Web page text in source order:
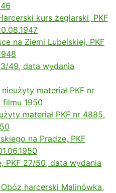
kurs żeglarski, PKF
na Ziemi Lubelskiej, PKF
49, data wydania
materiał PKF nr
filmu 1950
materiał PKF nr 4885,
na Pradze, PKF
PKF 27/50, data wydania
harcerski Malinówka,